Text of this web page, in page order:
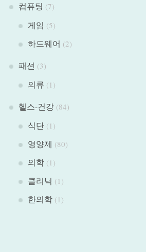
컴퓨팅 (7)
게임 (5)
하드웨어 (2)
패션 (3)
의류 (1)
헬스-건강(84)
식단(1)
영양제 (80)
의학(1)
클리닉 (1)
한의학(1)